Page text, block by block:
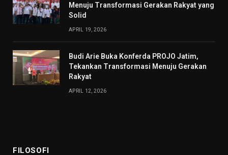
Menuju Transformasi Gerakan Rakyat yang
Solid
APRIL 19, 2026
Budi Arie Buka Konferda PROJO Jatim,
Tekankan Transformasi Menuju Gerakan
Rakyat
APRIL 12, 2026
FILOSOFI